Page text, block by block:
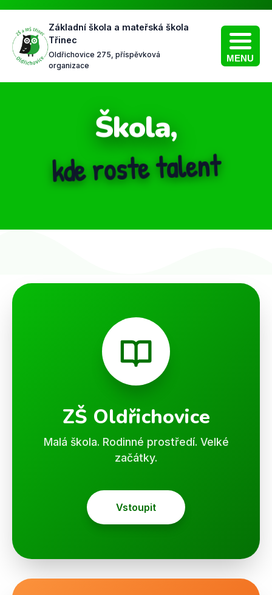
Základní škola a mateřská škola
Třinec
Oldřichovice 275, příspěvková
organizace
MENU
kde vládne
ZŠ Oldřichovice
Malá škola. Rodinné prostředí. Velké
začátky.
Vstoupit